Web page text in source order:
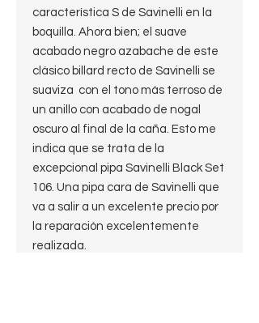
característica S de Savinelli en la
boquilla. Ahora bien; el suave
acabado negro azabache de este
clásico billard recto de Savinelli se
suaviza con el tono más terroso de
un anillo con acabado de nogal
oscuro al final de la caña. Esto me
indica que se trata de la
excepcional pipa Savinelli Black Set
106. Una pipa cara de Savinelli que
va a salir a un excelente precio por
la reparación excelentemente
realizada.